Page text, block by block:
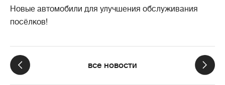
​Новые автомобили для улучшения обслуживания
посёлков!
все новости